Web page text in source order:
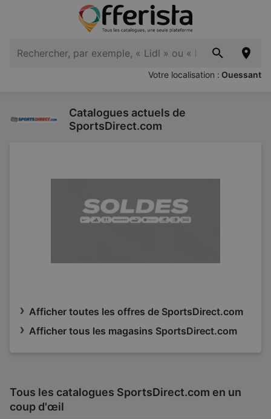
Votre localisation : Ouessant
Catalogues actuels de
SportsDirect.com
Afficher toutes les offres de SportsDirect.com
Afficher tous les magasins SportsDirect.com
Tous les catalogues SportsDirect.com en un
coup d'œil